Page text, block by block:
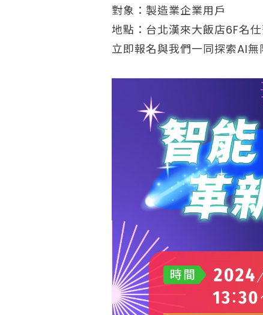
對象：製造業企業用戶
地點：台北漢來大飯店6F名
立即報名與我們一同探索AI